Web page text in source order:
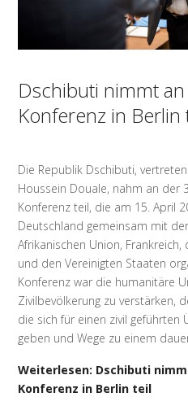
Dschibuti nimmt
Konferenz in Berlin
Die Republik Dschibuti,
Houssein Douale, nahm an der
Konferenz teil, die am 15. April
Deutschland gemeinsam mit
Afrikanischen Union,
und den Vereinigten Staaten
Konferenz war die humanitäre
Zivilbevölkerung zu verstärken,
die sich für einen zivil geführten
geben und Wege zu einem
Weiterlesen: Dschibuti
Konferenz in Berlin teil